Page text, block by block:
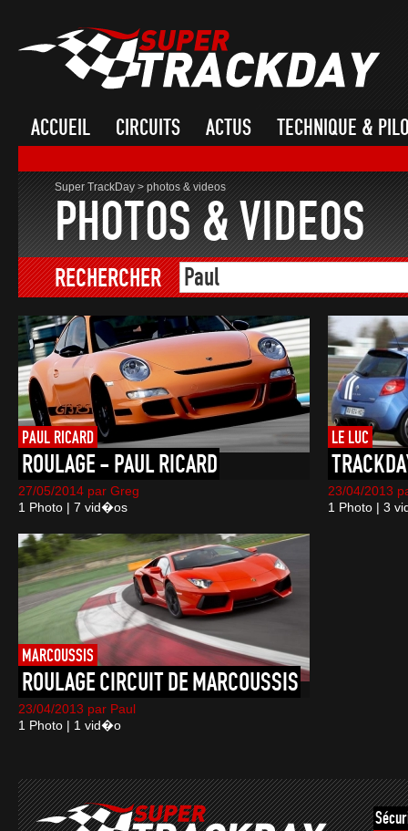
ACCUEIL CIRCUITS ACTUS TECHNIQUE &
Super TrackDay>photos & videos
PHOTOS & VIDEOS
RECHERCHER
PAUL RICARD
ROULAGE- PAUL RICARD
27/05/2014 par Greg
1 Photo | 7 vid�os
LE LUC
23/04/2013
1 Photo | 3
MARCOUSSIS
ROULAGECIRCUIT DE MARCOUSSIS
23/04/2013 par Paul
1 Photo | 1 vid�o